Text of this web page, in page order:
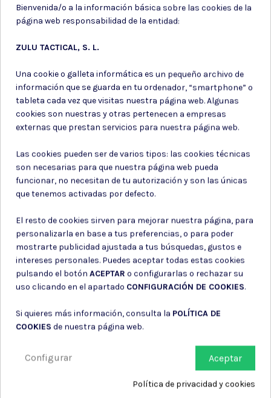
Suscríbete a nuestro boletín
información de contacto en el aviso legal.
Consiento el uso de mis datos para los fines indicados en la
Política de privacidad
Consiento el uso de mis datos personales para recibir publicidad
Bienvenida/o a la información básica sobre las cookies de la
página web responsabilidad de la entidad:
ZULU TACTICAL, S. L.
Una cookie o galleta informática es un pequeño archivo de
información que se guarda en tu ordenador, “smartphone” o
tableta cada vez que visitas nuestra página web. Algunas
cookies son nuestras y otras pertenecen a empresas
externas que prestan servicios para nuestra página web.
Las cookies pueden ser de varios tipos: las cookies técnicas
son necesarias para que nuestra página web pueda
funcionar, no necesitan de tu autorización y son las únicas
que tenemos activadas por defecto.
El resto de cookies sirven para mejorar nuestra página, para
personalizarla en base a tus preferencias, o para poder
mostrarte publicidad ajustada a tus búsquedas, gustos e
intereses personales. Puedes aceptar todas estas cookies
pulsando el botón ACEPTAR o configurarlas o rechazar su
uso clicando en el apartado CONFIGURACIÓN DE COOKIES.
Si quieres más información, consulta la POLÍTICA DE
COOKIES de nuestra página web.
Aceptar
Configurar
Política de privacidad y cookies